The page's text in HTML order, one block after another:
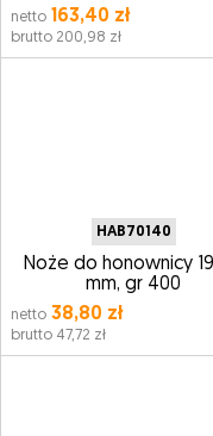
netto 163,40 zł
brutto 200,98 zł
HAB70140
Noże do honownicy
mm, gr 400
netto 38,80 zł
brutto 47,72 zł